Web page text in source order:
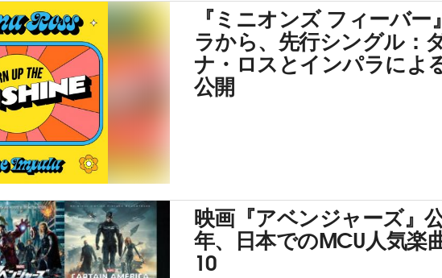
『ミニオンズ フィーバー
ラから、先行シングル：
ナ・ロスとインパラによ
公開
映画『アベンジャーズ』
年、日本でのMCU人気楽
10